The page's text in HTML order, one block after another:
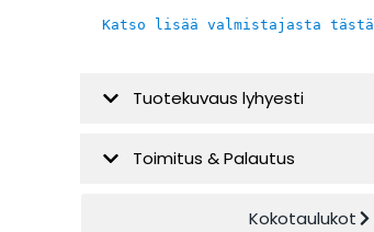
Katso lisää valmistajasta tästä
Tuotekuvaus lyhyesti
Toimitus & Palautus
Kokotaulukot